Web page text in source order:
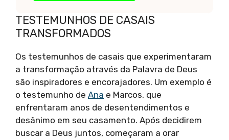
TESTEMUNHOS DE CASAIS
TRANSFORMADOS
Os testemunhos de casais que experimentaram
a transformação através da Palavra de Deus
são inspiradores e encorajadores. Um exemplo é
o testemunho de Ana e Marcos, que
enfrentaram anos de desentendimentos e
desânimo em seu casamento. Após decidirem
buscar a Deus juntos, começaram a orar